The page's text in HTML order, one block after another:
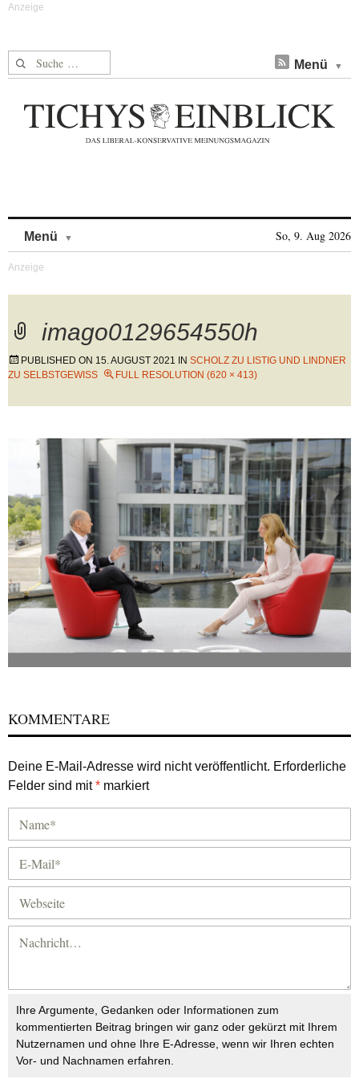
Suche nach: Menü
Menü So, 9. Aug 2026
imago0129654550h
PUBLISHED ON 15. AUGUST 2021 IN SCHOLZ ZU LISTIG UND LINDNER
ZU SELBSTGEWISS
FULL RESOLUTION (620 × 413)
KOMMENTARE
Deine E-Mail-Adresse wird nicht veröffentlicht. Erforderliche
Felder sind mit* markiert
Ihre Argumente, Gedanken oder Informationen zum
kommentierten Beitrag bringen wir ganz oder gekürzt mit Ihrem
Nutzernamen und ohne Ihre E-Adresse, wenn wir Ihren echten
Vor- und Nachnamen erfahren.